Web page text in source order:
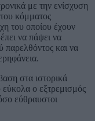
με την ενίσχυση
του κόμματος
του οποίου έχουν
να πάψει να
παρελθόντος και να
στα ιστορικά
εύκολα ο εξτρεμισμός
εύθραυστοι